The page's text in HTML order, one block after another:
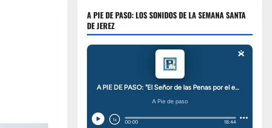
A PIE DE PASO: LOS SONIDOS DE LA SEMANA SANTA
DE JEREZ